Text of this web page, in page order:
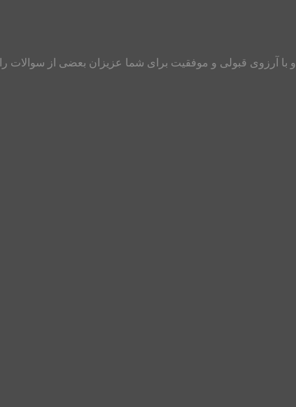
سلام خدمت دوستان عزیز و داوطلبان کنکور کارشناسی ارشد ۹۷ و با آرزوی قبولی و موفقیت